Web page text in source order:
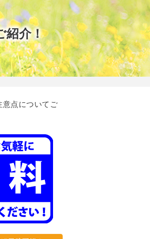
紹介！
点についてご